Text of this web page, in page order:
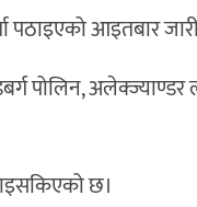
पठाइएको आइतबार
पोलिन,
छ।